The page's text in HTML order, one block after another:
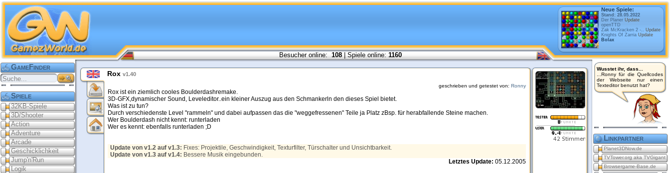
Besucher online:108| Spiele online:1160
Neue Spiele:
Stand: 28.05.2022
Der Planer Update
openTTD
Zak McKracken 2 -.. Update
Knights Of Zarria Update
Bolax
GameFinder
Spiele
32KB-Spiele
3D/Shooter
Action
Adventure
Arcade
Geschicklichkeit
Jump'n'Run
Logik
Wusstet ihr, dass...
...Ronny für die Quellcodes
der Webseite nur einen
Texteditor benutzt hat?
Linkpartner
Planet3DNow.de
TVTower.org aka TVGigant
Browsergame-Base.de
Rox v1.40
geschrieben und getestet von: Ronny
Rox ist ein ziemlich cooles Boulderdashremake.
3D-GFX,dynamischer Sound, Leveleditor..ein kleiner Auszug aus den Schmankerln den dieses Spiel bietet.
Was ist zu tun?
Durch verschiedenste Level "rammeln" und dabei aufpassen das die "weggefressenen" Teile ja Platz zBsp. für herabfallende Steine machen.
Wer Boulderdash nicht kennt: runterladen
Wer es kennt: ebenfalls runterladen ;D
Update von v1.2 auf v1.3: Fixes: Projektile, Geschwindigkeit, Texturfilter, Türschalter und Unsichtbarkeit.
Update von v1.3 auf v1.4: Bessere Musik eingebunden.
Letztes Update: 05.12.2005